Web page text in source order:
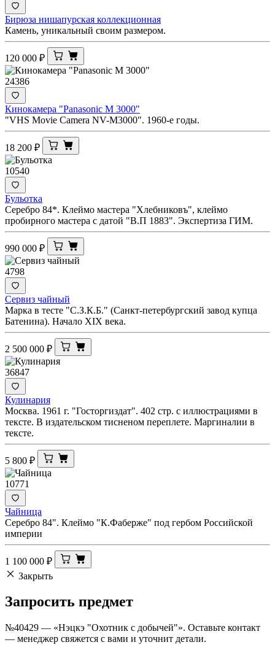
Бирюза нишапурская коллекционная
Камень, уникальный своим размером.
120 000 ₽
24386
Кинокамера "Panasonic M 3000"
"VHS Movie Camera NV-M3000". 1960-е годы.
18 200 ₽
10540
Бульотка
Серебро 84*. Клеймо мастера "Хлебниковъ", клеймо
пробирного мастера с датой "В.П 1883". Экспертиза ГИМ.
990 000 ₽
4798
Сервиз чайный
Марка в тесте "С.З.К.Б." (Санкт-петербургский завод купца
Батенина). Начало XIX века.
2 500 000 ₽
36847
Кулинария
Москва. 1961 г. "Госторгиздат". 402 стр. с иллюстрациями в
тексте. В издательском тисненом переплете. Маргиналии в
тексте.
5 800 ₽
10771
Чайница
Серебро 84". Клеймо "К.Фаберже" под гербом Российской
империи
1 100 000 ₽
Закрыть
Запросить предмет
№40429 — «Нэцкэ "Охотник с добычей"». Оставьте контакт
— менеджер свяжется с вами и уточнит детали.